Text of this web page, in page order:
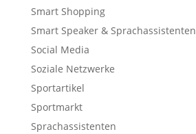
Smart Shopping
Smart Speaker & Sprachassistenten
Social Media
Soziale Netzwerke
Sportartikel
Sportmarkt
Sprachassistenten